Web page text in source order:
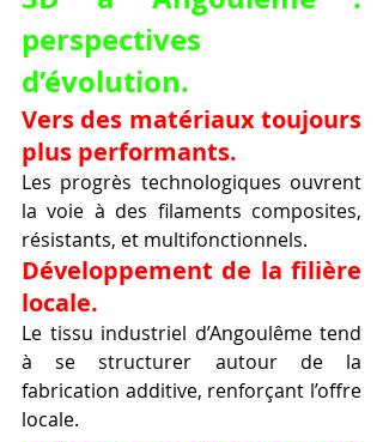
perspectives
d’évolution.
Vers des matériaux toujours
plus performants.
Les progrès technologiques ouvrent
la voie à des filaments composites,
résistants, et multifonctionnels.
Développement de la filière
locale.
Le tissu industriel d’Angoulême tend
à se structurer autour de la
fabrication additive, renforçant l’offre
locale.